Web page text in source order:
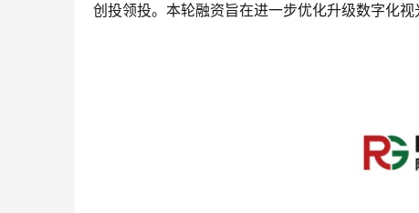
创投领投。本轮融资旨在进一步优化升级数字化